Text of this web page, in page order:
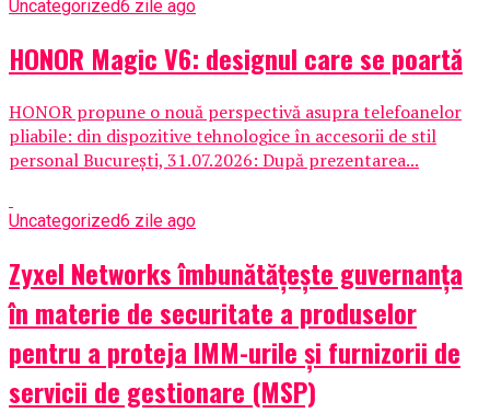
Uncategorized6 zile ago
HONOR Magic V6: designul care se poartă
HONOR propune o nouă perspectivă asupra telefoanelor
pliabile: din dispozitive tehnologice în accesorii de stil
personal București, 31.07.2026: După prezentarea...
Uncategorized6 zile ago
Zyxel Networks îmbunătățește guvernanța
în materie de securitate a produselor
pentru a proteja IMM-urile și furnizorii de
servicii de gestionare (MSP)